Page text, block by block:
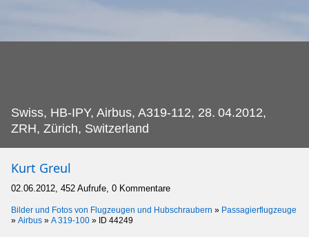
Swiss, HB-IPY, Airbus, A319-112, 28. 04.2012,
ZRH, Zürich, Switzerland
Kurt Greul
02.06.2012, 452 Aufrufe, 0 Kommentare
Bilder und Fotos von Flugzeugen und Hubschraubern » Passagierflugzeuge
» Airbus » A 319-100 » ID 44249